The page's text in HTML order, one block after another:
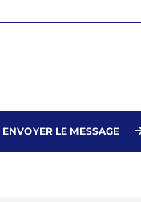
ENVOYER LE MESSAGE